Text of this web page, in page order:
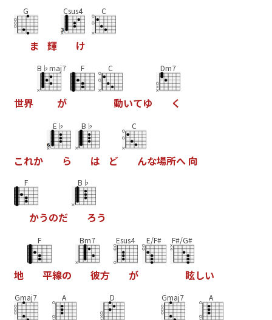
G
ま 輝
Csus4
け
C
世界
B♭maj7
が
F C
動いてゆ
Dm7
く
これか
E♭
ら
B♭
は ど
C
んな場所へ 向
F
かうのだ
B♭
ろう
地
F
平線の
Bm7
彼方
Esus4
が
E/F# F#/G#
眩しい
Gmaj7 A D Gmaj7 A